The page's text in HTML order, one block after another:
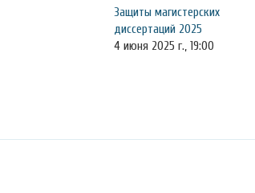
Защиты магистерских
диссертаций 2025
4 июня 2025 г., 19:00